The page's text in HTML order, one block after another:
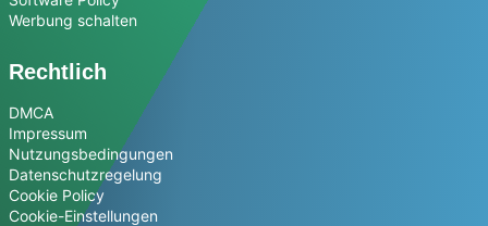
Werbung schalten
Rechtlich
DMCA
Impressum
Nutzungsbedingungen
Datenschutzregelung
Cookie Policy
Cookie-Einstellungen